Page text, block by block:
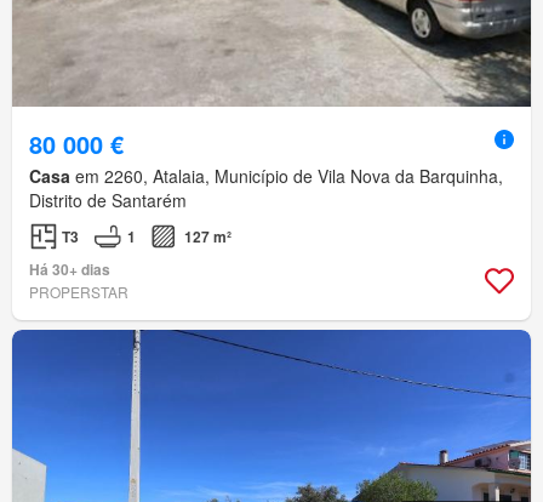
80 000 €
Casa em 2260, Atalaia, Município de Vila Nova da Barquinha,
Distrito de Santarém
T3 1
127 m²
Há 30+ dias
PROPERSTAR